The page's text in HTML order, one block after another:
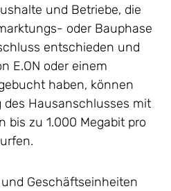
und Betriebe, die
oder Bauphase
entschieden und
E.ON oder einem
haben, können
Hausanschlusses mit
bis zu 1.000 Megabit pro
Geschäftseinheiten